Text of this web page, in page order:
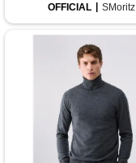
OFFICIAL
SMoritz